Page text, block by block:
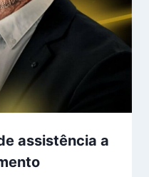
assistência a